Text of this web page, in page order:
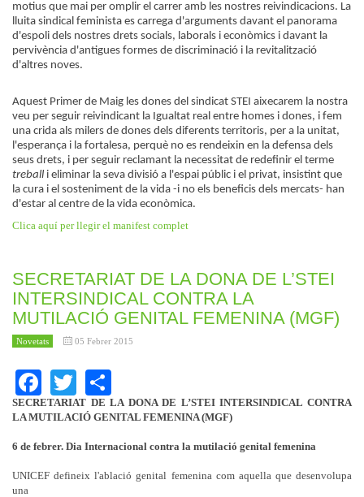
motius que mai per omplir el carrer amb les nostres reivindicacions. La
lluita sindical feminista es carrega d'arguments davant el panorama
d'espoli dels nostres drets socials, laborals i econòmics i davant la
pervivència d'antigues formes de discriminació i la revitalització
d'altres noves.
Aquest Primer de Maig les dones del sindicat STEI aixecarem la nostra
veu per seguir reivindicant la Igualtat real entre homes i dones, i fem
una crida als milers de dones dels diferents territoris, per a la unitat,
l'esperança i la fortalesa, perquè no es rendeixin en la defensa dels
seus drets, i per seguir reclamant la necessitat de redefinir el terme
treball i eliminar la seva divisió a l'espai públic i el privat, insistint que
la cura i el sosteniment de la vida -i no els beneficis dels mercats- han
d'estar al centre de la vida econòmica.
Clica aquí per llegir el manifest complet
SECRETARIAT DE LA DONA DE L’STEI
INTERSINDICAL CONTRA LA
MUTILACIÓ GENITAL FEMENINA (MGF)
Novetats 05 Febrer 2015
Facebook
Twitter
SECRETARIAT DE LA DONA DE L’STEI INTERSINDICAL CONTRA
LA MUTILACIÓ GENITAL FEMENINA (MGF)
6 de febrer. Dia Internacional contra la mutilació genital femenina
UNICEF defineix l'ablació genital femenina com aquella que desenvolupa
una